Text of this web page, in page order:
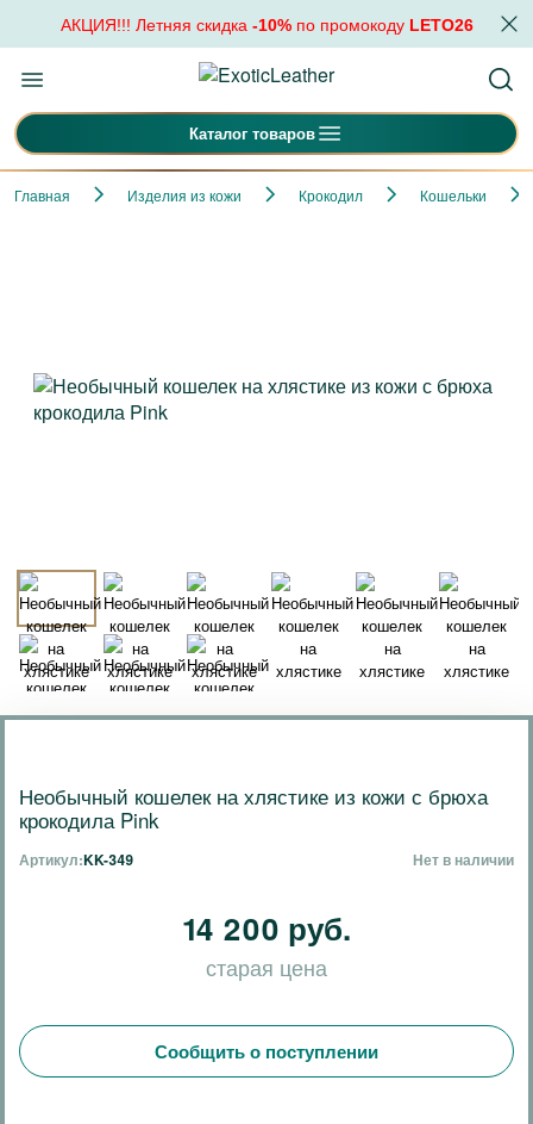
АКЦИЯ!!! Летняя скидка -10%по промокоду LETO26
Каталог товаров
Главная Изделия из кожи Крокодил Кошельки
Необычный кошелек на хлястике из кожи с брюха
крокодила Pink
Артикул:KK-349 Нет в наличии
14 200 руб.
старая цена
Сообщить о поступлении